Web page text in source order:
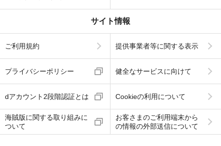
サイト情報
ご利用規約 提供事業者等に関する表示
プライバシーポリシー 健全なサービスに向けて
dアカウント2段階認証とは Cookieの利用について
海賊版に関する取り組みに
ついて
お客さまのご利用端末から
の情報の外部送信について